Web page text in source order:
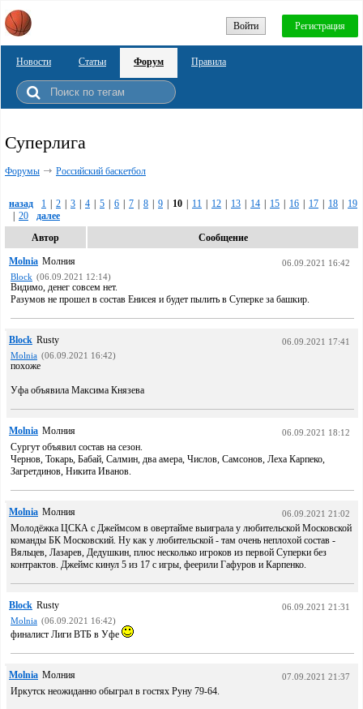
Войти Регистрация
Новости Статьи Форум Правила
Суперлига
Форумы Российский баскетбол
назад 1 2 3 4 5 6 7 8 9 10 11 12 13 14 15 16 17 18
19
20
далее
Автор
Сообщение
Molnia Молния
06.09.2021 16:42
Block (06.09.2021 12:14)
Видимо, денег совсем нет.
Разумов не прошел в состав Енисея и будет пылить в Суперке за башкир.
Block Rusty
06.09.2021 17:41
Molnia (06.09.2021 16:42)
похоже
Уфа объявила Максима Князева
Molnia Молния 06.09.2021 18:12
Сургут объявил состав на сезон.
Чернов, Токарь, Бабай, Салмин, два амера, Числов, Самсонов, Леха Карпеко,
Загретдинов, Никита Иванов.
Molnia Молния 06.09.2021 21:02
Молодёжка ЦСКА с Джеймсом в овертайме выиграла у любительской Московской
команды БК Московский. Ну как у любительской - там очень неплохой состав -
Вяльцев, Лазарев, Дедушкин, плюс несколько игроков из первой Суперки без
контрактов. Джеймс кинул 5 из 17 с игры, феерили Гафуров и Карпенко.
Block Rusty
06.09.2021 21:31
Molnia (06.09.2021 16:42)
финалист Лиги ВТБ в Уфе
Molnia Молния 07.09.2021 21:37
Иркутск неожиданно обыграл в гостях Руну 79-64.